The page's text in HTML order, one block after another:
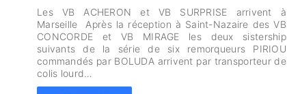
Les VB ACHERON et VB SURPRISE arrivent à
Marseille Après la réception à Saint-Nazaire des VB
CONCORDE et VB MIRAGE les deux sistership
suivants de la série de six remorqueurs PIRIOU
commandés par BOLUDA arrivent par transporteur de
colis lourd…